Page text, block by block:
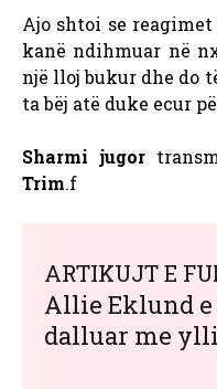
Ajo shtoi se
kanë ndihmuar në
një lloj bukur dhe do
ta bëj atë duke ecur
Sharmi jugor
Trim.f
ARTIKUJT E
Allie Eklund e
dalluar me